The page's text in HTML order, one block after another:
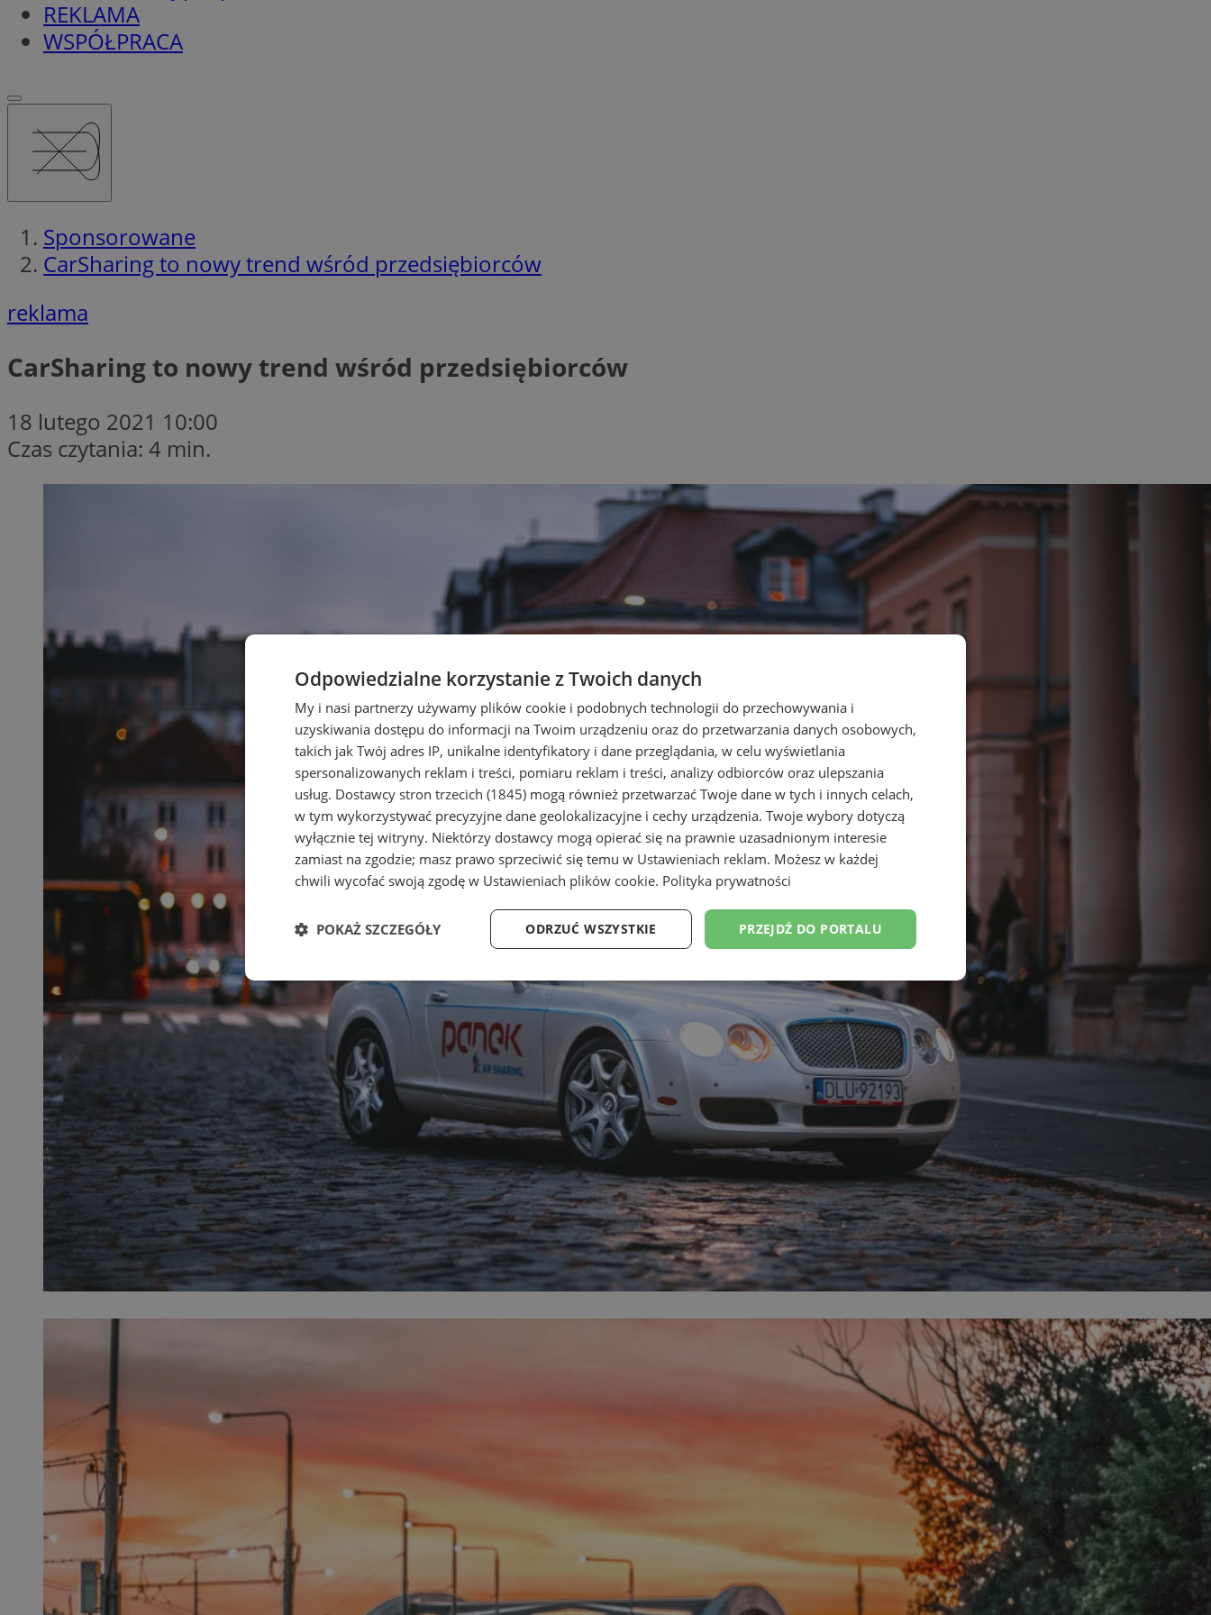
REKLAMA
WSPÓŁPRACA
Sponsorowane
CarSharing to nowy trend wśród przedsiębiorców
reklama
CarSharing to nowy trend wśród przedsiębiorców
18 lutego 2021 10:00
Czas czytania: 4 min.
Odpowiedzialne korzystanie z Twoich danych
My i nasi partnerzy używamy plików cookie i podobnych technologii do przechowywania i
uzyskiwania dostępu do informacji na Twoim urządzeniu oraz do przetwarzania danych osobowych,
takich jak Twój adres IP, unikalne identyfikatory i dane przeglądania, w celu wyświetlania
spersonalizowanych reklam i treści, pomiaru reklam i treści, analizy odbiorców oraz ulepszania
usług. Dostawcy stron trzecich (1845) mogą również przetwarzać Twoje dane w tych i innych celach,
w tym wykorzystywać precyzyjne dane geolokalizacyjne i cechy urządzenia. Twoje wybory dotyczą
wyłącznie tej witryny. Niektórzy dostawcy mogą opierać się na prawnie uzasadnionym interesie
zamiast na zgodzie; masz prawo sprzeciwić się temu w Ustawieniach reklam. Możesz w każdej
chwili wycofać swoją zgodę w Ustawieniach plików cookie. Polityka prywatności
PRZEJDŹ DO PORTALU
ODRZUĆ WSZYSTKIE
POKAŻ SZCZEGÓŁY
Niezbędne Wydajność Targetowanie Funkcjonalność Niesklasyfikowane
Wydajność Targetowanie Funkcjonalność Niesklasyfikowane
Niezbędne pliki cookie umożliwiają korzystanie z podstawowych funkcji strony internetowej, takich jak logowanie użytkownika i
zarządzanie kontem. Bez niezbędnych plików cookie nie można prawidłowo korzystać ze strony internetowej.
Nazwa Provider/Domena
Okres
przechowywania
Opis
SessID siemianowice.net.pl 1 rok
Ten plik cookie przechowuje identyfikator sesji.
QeSessID
siemianowice.net.pl 1 rok
Ten plik cookie przechowuje identyfikator sesji.
MvSessID
siemianowice.net.pl
Ten plik cookie przechowuje identyfikator sesji.
bh.contextweb.com
gościa. Jest to używane w kontekście
równoważenia obciążenia w celu optymalizacji
Ten plik cookie jest używany do przechowywania
zgody użytkownika w odniesieniu do usług
śledzenia. Zazwyczaj rejestruje, czy użytkownik
zdecydował się na usługi śledzenia lub reklamy.
botów. Jest to korzystne dla strony internetowej,
ponieważ umożliwia tworzenie ważnych raportów
Simplifi Holdings
CookieScriptConsent
CookieScript
Ten plik cookie jest używany przez usługę Cookie-
Script.com do zapamiętywania preferencji
Jest to konieczne, aby baner cookie Cookie-
Script.com działał poprawnie.
Google Privacy Policy